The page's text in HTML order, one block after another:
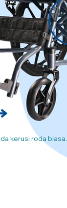
kerusi roda biasa.